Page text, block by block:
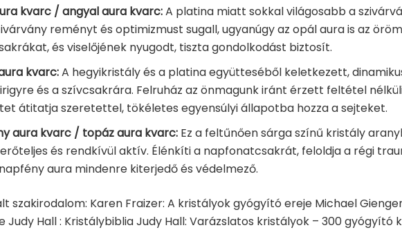
kvarc / angyal aura kvarc:A platina miatt sokkal világosabb a
reményt és optimizmust sugall, ugyanúgy az opál aura is az
és viselőjének nyugodt, tiszta gondolkodást biztosít.
kvarc:A hegyikristály és a platina együtteséből keletkezett,
és a szívcsakrára. Felruház az önmagunk iránt érzett feltétel
átitatja szeretettel, tökéletes egyensúlyi állapotba hozza a sejteket.
aura kvarc / topáz aura kvarc: Ez a feltűnően sárga színű kristály
és rendkívül aktív. Élénkíti a napfonatcsakrát, feloldja a régi
aura mindenre kiterjedő és védelmező.
szakirodalom: Karen Fraizer: A kristályok gyógyító ereje Michael
Judy Hall : Kristálybiblia Judy Hall: Varázslatos kristályok – 300 gyógyító